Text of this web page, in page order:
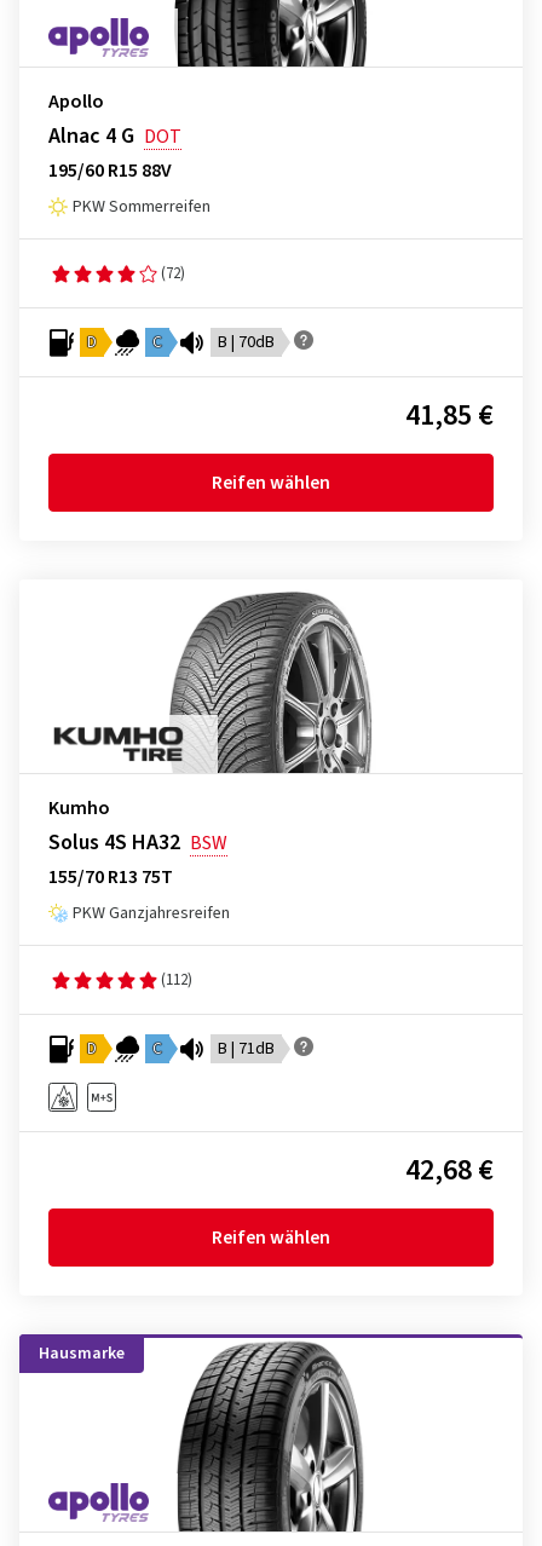
Apollo
Alnac 4 G DOT
195/60 R15 88V
PKW Sommerreifen
(72)
D C B | 70dB
41,85 €
Reifen wählen
Kumho
Solus 4S HA32 BSW
155/70 R13 75T
PKW Ganzjahresreifen
(112)
D C B | 71dB
42,68 €
Reifen wählen
Hausmarke